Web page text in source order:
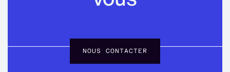
NOUS CONTACTER